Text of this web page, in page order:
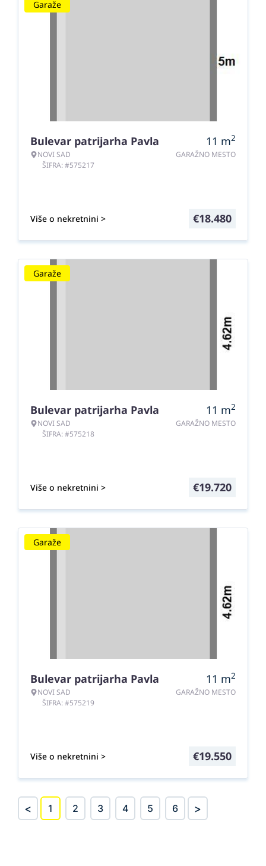
Garaže
Bulevar patrijarha Pavla
NOVI SAD
ŠIFRA: #575217
11 m2
GARAŽNO MESTO
Više o nekretnini > €18.480
Garaže
Bulevar patrijarha Pavla
NOVI SAD
ŠIFRA: #575218
11 m2
GARAŽNO MESTO
Više o nekretnini > €19.720
Garaže
Bulevar patrijarha Pavla
NOVI SAD
ŠIFRA: #575219
11 m2
GARAŽNO MESTO
Više o nekretnini > €19.550
< 1 2 3 4 5 6 >